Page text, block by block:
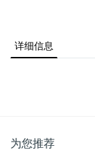
详细信息
为您推荐